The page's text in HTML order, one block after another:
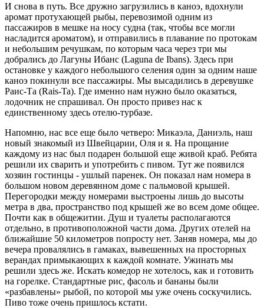
И снова в путь. Все дружно загрузились в каноэ, вдохнули
аромат протухающей рыбы, перевозимой одним из
пассажиров в мешке на носу судна (так, чтобы все могли
насладится ароматом), и отправились в плавание по протокам
и небольшим речушкам, по которым часа через три мы
добрались до Лагуны Ибанс (Laguna de Ibans). Здесь при
остановке у каждого небольшого селения один за одним наше
каноэ покинули все пассажиры. Мы высадились в деревушке
Раис-Та (Rais-Ta). Где именно нам нужно было оказаться,
лодочник не спрашивал. Он просто привез нас к
единственному здесь отелю-турбазе.
Напомню, нас все еще было четверо: Микаэла, Даниэль, наш
новый знакомый из Швейцарии, Оля и я. На прощание
каждому из нас был подарен большой еще живой краб. Ребята
решили их сварить и употребить с пивом. Тут же появился
хозяин гостинцы - ушлый паренек. Он показал нам номера в
большом новом деревянном доме с пальмовой крышей.
Перегородки между номерами выстроены лишь до высоты
метра в два, пространство под крышей же во всем доме общее.
Почти как в общежитии. Душ и туалеты располагаются
отдельно, в противоположной части дома. Других отелей на
ближайшие 50 километров попросту нет. Заняв номера, мы до
вечера провалялись в гамаках, вывешенных на просторных
верандах примыкающих к каждой комнате. Ужинать мы
решили здесь же. Искать комедор не хотелось, как и готовить
на горелке. Стандартные рис, фасоль и бананы были
«разбавлены» рыбой, по которой мы уже очень соскучились.
Пиво тоже очень пришлось кстати.